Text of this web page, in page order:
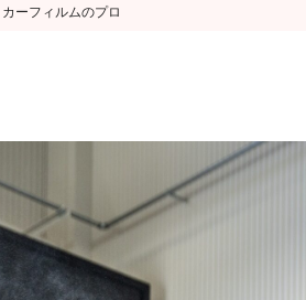
カーフィルムのプロ